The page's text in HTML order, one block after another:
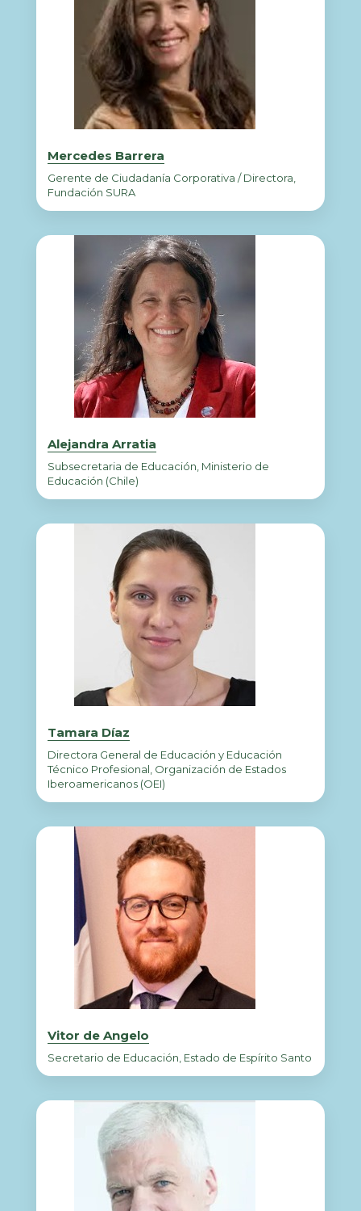
Mercedes Barrera
Gerente de Ciudadanía Corporativa / Directora,
Fundación SURA
Alejandra Arratia
Subsecretaria de Educación, Ministerio de
Educación (Chile)
Tamara Díaz
Directora General de Educación y Educación
Técnico Profesional, Organización de Estados
Iberoamericanos (OEI)
Vitor de Angelo
Secretario de Educación, Estado de Espírito Santo